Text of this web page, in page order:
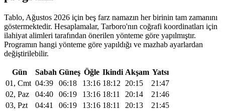
Tablo, Ağustos 2026 için beş farz namazın her birinin tam zamanını
göstermektedir. Hesaplamalar, Tarboro'nın coğrafi koordinatları için
ilahiyat alimleri tarafından önerilen yönteme göre yapılmıştır.
Programın hangi yönteme göre yapıldığı ve mazhab ayarlardan
değiştirilebilir.
Gün Sabah Güneş Öğle Ikindi Akşam Yatsı
01, Cmt 04:39 06:18 13:16 18:12 20:15
21:47
02, Paz
04:40 06:19 13:16 18:11 20:14
21:46
03, Pzt
04:41 06:19 13:16 18:11 20:13
21:45